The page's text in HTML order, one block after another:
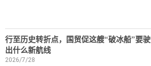
行至历史转折点，国贸促这艘“破冰船”要驶
出什么新航线
2026/7/28